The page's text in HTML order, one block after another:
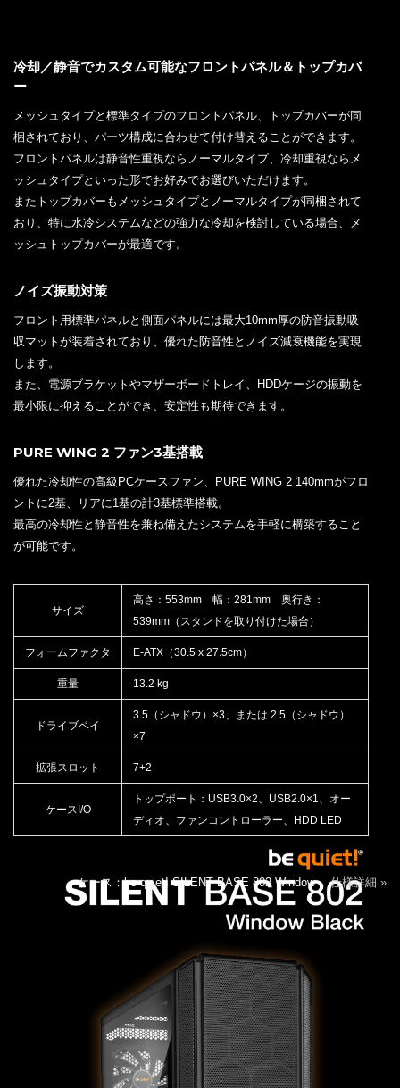
冷却／静音でカスタム可能なフロントパネル＆トップカバ
ー
メッシュタイプと標準タイプのフロントパネル、トップカバーが同
梱されており、パーツ構成に合わせて付け替えることができます。
フロントパネルは静音性重視ならノーマルタイプ、冷却重視ならメ
ッシュタイプといった形でお好みでお選びいただけます。
またトップカバーもメッシュタイプとノーマルタイプが同梱されて
おり、特に水冷システムなどの強力な冷却を検討している場合、メ
ッシュトップカバーが最適です。
ノイズ振動対策
フロント用標準パネルと側面パネルには最大10mm厚の防音振動吸
収マットが装着されており、優れた防音性とノイズ減衰機能を実現
します。
また、電源ブラケットやマザーボードトレイ、HDDケージの振動を
最小限に抑えることができ、安定性も期待できます。
PURE WING 2 ファン3基搭載
優れた冷却性の高級PCケースファン、PURE WING 2 140mmがフロ
ントに2基、リアに1基の計3基標準搭載。
最高の冷却性と静音性を兼ね備えたシステムを手軽に構築すること
が可能です。
サイズ
高さ：553mm 幅：281mm 奥行き：
539mm（スタンドを取り付けた場合）
フォームファクタ E-ATX（30.5 x 27.5cm）
重量 13.2 kg
ドライブベイ
3.5（シャドウ）×3、または 2.5（シャドウ）
×7
拡張スロット 7+2
ケースI/O
トップポート：USB3.0×2、USB2.0×1、オー
ディオ、ファンコントローラー、HDD LED
ケース：be quiet! SILENT BASE 802 Window仕様詳細 »